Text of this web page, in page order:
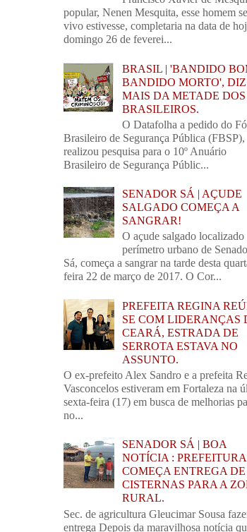
popular, Nenen Mesquita, esse homem se
vivo estivesse, completaria na data de
domingo 26 de feverei...
BRASIL | 'BANDIDO
BANDIDO MORTO', DIZ
MAIS DA METADE DOS
BRASILEIROS.
O Datafolha a pedido do
Brasileiro de Segurança Pública (FBSP),
realizou pesquisa para o 10º Anuário
Brasileiro de Segurança Públic...
SENADOR SÁ | AÇUDE
SALGADO COMEÇA A
SANGRAR!
O açude salgado localizado
perímetro urbano de
Sá, começa a sangrar na tarde desta
feira 22 de março de 2017. O Cor...
PREFEITA REGINA
SE COM LIDERANÇAS
CEARÁ, ESTRADA DE
SERROTA ESTAVA NO
ASSUNTO.
O ex-prefeito Alex Sandro e a prefeita
Vasconcelos estiveram em Fortaleza na
sexta-feira (17) em busca de melhorias
no...
SENADOR SÁ | BOA
NOTÍCIA : PREFEITURA
COMEÇA ENTREGA DE
CISTERNAS PARA A
RURAL.
Sec. de agricultura Gleucimar Sousa
entrega Depois da maravilhosa notícia